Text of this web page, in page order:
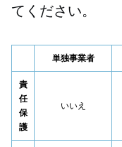
てください。
単独事業者
責
任
保
護
いいえ